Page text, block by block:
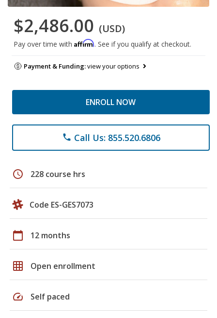
$2,486.00 (USD)
Pay over time with Affirm. See if you qualify at checkout.
Payment & Funding:view your options
ENROLL NOW
phone Call Us: 855.520.6806
schedule 228 course hrs
Code ES-GES7073
calendar_today 12 months
grid_on Open enrollment
speed Self paced